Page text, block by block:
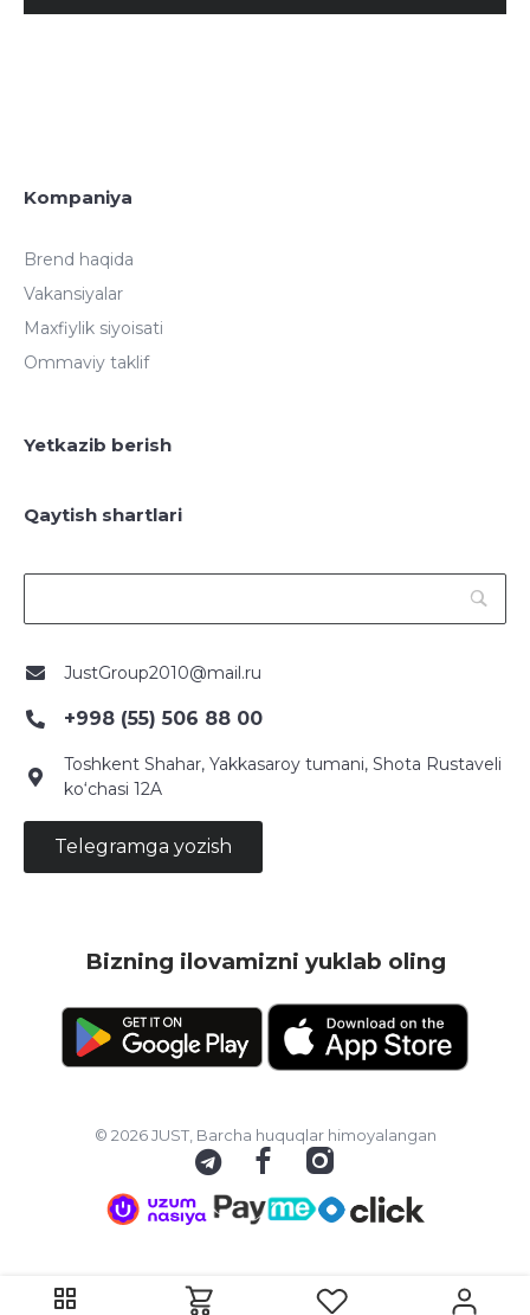
Kompaniya
Brend haqida
Vakansiyalar
Maxfiylik siyoisati
Ommaviy taklif
Yetkazib berish
Qaytish shartlari
JustGroup2010@mail.ru
+998 (55) 506 88 00
Toshkent Shahar, Yakkasaroy tumani, Shota Rustaveli
ko‘chasi 12A
Telegramga yozish
Bizning ilovamizni yuklab oling
© 2026 JUST, Barcha huquqlar himoyalangan